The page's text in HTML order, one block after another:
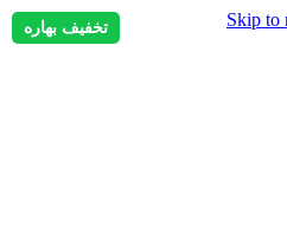
Skip to تخفیف بهاره